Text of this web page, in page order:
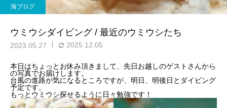
海ブログ
ウミウシダイビング / 最近のウミウシたち
2023.05.27 2025.12.05
本日はちょっとお休み頂きまして、先日お越しのゲストさんから
の写真でお届けします。
台風の進路が気になるところですが、明日、明後日とダイビング
予定です。
もっとウミウシ探せるように日々勉強です！